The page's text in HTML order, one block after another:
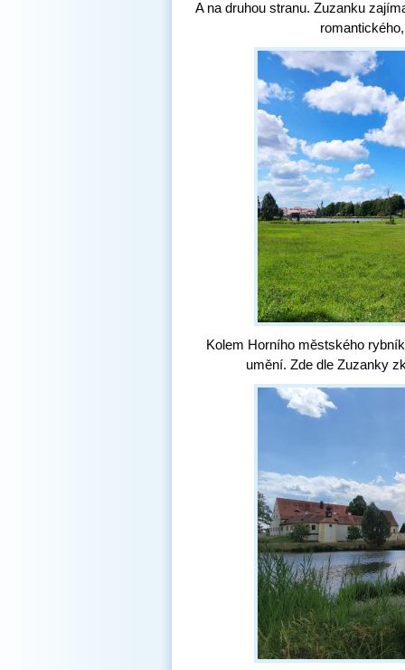
A na druhou stranu. Zuzanku
Kolem Horního městského
umění. Zde dle Zuzanky